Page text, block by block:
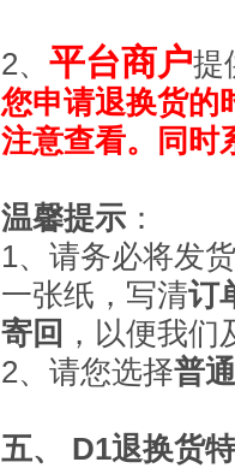
2、 平台商户提
您申请退换货的
注意查看。同时
温馨提示 ：
1、请务必将发
一张纸，写清订
寄回 ，以便我
2、请您选择普
五、 D1退换货